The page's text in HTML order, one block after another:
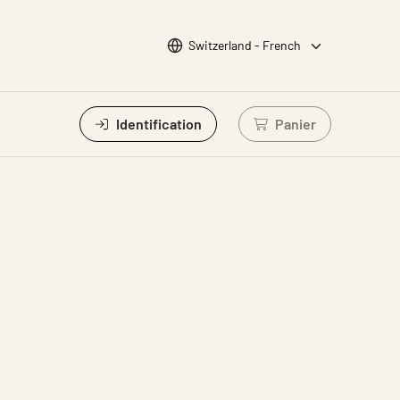
Choisir la langue
Switzerland - French
Identification Panier
Connectez-vous